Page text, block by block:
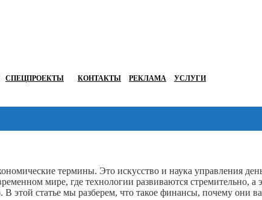
СПЕЦПРОЕКТЫ КОНТАКТЫ РЕКЛАМА УСЛУГИ
термины. Это искусство и наука управления
мире, где технологии развиваются стремительно, а
этой статье мы разберем, что такое финансы, почему они